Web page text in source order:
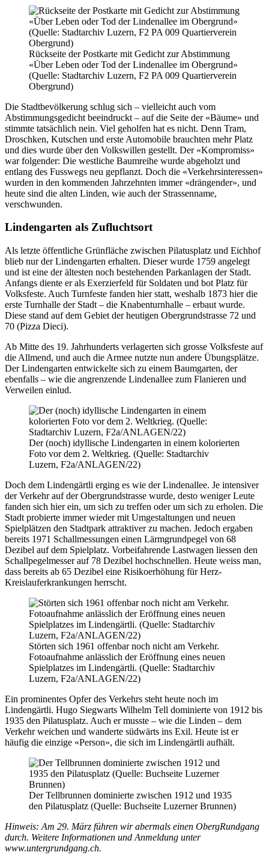
Rückseite der Postkarte mit Gedicht zur Abstimmung
«Über Leben oder Tod der Lindenallee im Obergrund»
(Quelle: Stadtarchiv Luzern, F2 PA 009 Quartierverein
Obergrund)
Die Stadtbevölkerung schlug sich – vielleicht auch vom
Abstimmungsgedicht beeindruckt – auf die Seite der «Bäume» und
stimmte tatsächlich nein. Viel geholfen hat es nicht. Denn Tram,
Droschken, Kutschen und erste Automobile brauchten mehr Platz
und dies wurde über den Volkswillen gestellt. Der «Kompromiss»
war folgender: Die westliche Baumreihe wurde abgeholzt und
entlang des Fusswegs neu gepflanzt. Doch die «Verkehrsinteressen»
wurden in den kommenden Jahrzehnten immer «drängender», und
heute sind die alten Linden, wie auch der Strassenname,
verschwunden.
Lindengarten als Zufluchtsort
Als letzte öffentliche Grünfläche zwischen Pilatusplatz und Eichhof
blieb nur der Lindengarten erhalten. Dieser wurde 1759 angelegt
und ist eine der ältesten noch bestehenden Parkanlagen der Stadt.
Anfangs diente er als Exerzierfeld für Soldaten und bot Platz für
Volksfeste. Auch Turnfeste fanden hier statt, weshalb 1873 hier die
erste Turnhalle der Stadt – die Knabenturnhalle – erbaut wurde.
Diese stand auf dem Gebiet der heutigen Obergrundstrasse 72 und
70 (Pizza Dieci).
Ab Mitte des 19. Jahrhunderts verlagerten sich grosse Volksfeste auf
die Allmend, und auch die Armee nutzte nun andere Übungsplätze.
Der Lindengarten entwickelte sich zu einem Baumgarten, der
ebenfalls – wie die angrenzende Lindenallee zum Flanieren und
Verweilen einlud.
Der (noch) idyllische Lindengarten in einem kolorierten
Foto vor dem 2. Weltkrieg. (Quelle: Stadtarchiv
Luzern, F2a/ANLAGEN/22)
Doch dem Lindengärtli erging es wie der Lindenallee. Je intensiver
der Verkehr auf der Obergrundstrasse wurde, desto weniger Leute
fanden sich hier ein, um sich zu treffen oder um sich zu erholen. Die
Stadt probierte immer wieder mit Umgestaltungen und neuen
Spielplätzen den Stadtpark attraktiver zu machen. Jedoch ergaben
bereits 1971 Schallmessungen einen Lärmgrundpegel von 68
Dezibel auf dem Spielplatz. Vorbeifahrende Lastwagen liessen den
Schallpegelmesser auf 78 Dezibel hochschnellen. Heute weiss man,
dass bereits ab 65 Dezibel eine Risikoerhöhung für Herz-
Kreislauferkrankungen herrscht.
Störten sich 1961 offenbar noch nicht am Verkehr.
Fotoaufnahme anlässlich der Eröffnung eines neuen
Spielplatzes im Lindengärtli. (Quelle: Stadtarchiv
Luzern, F2a/ANLAGEN/22)
Ein prominentes Opfer des Verkehrs steht heute noch im
Lindengärtli. Hugo Siegwarts Wilhelm Tell dominierte von 1912 bis
1935 den Pilatusplatz. Auch er musste – wie die Linden – dem
Verkehr weichen und wanderte südwärts ins Exil. Heute ist er
häufig die einzige «Person», die sich im Lindengärtli aufhält.
Der Tellbrunnen dominierte zwischen 1912 und 1935
den Pilatusplatz (Quelle: Buchseite Luzerner Brunnen)
Hinweis: Am 29. März führen wir abermals einen ObergRundgang
durch. Weitere Informationen und Anmeldung unter
www.untergrundgang.ch.